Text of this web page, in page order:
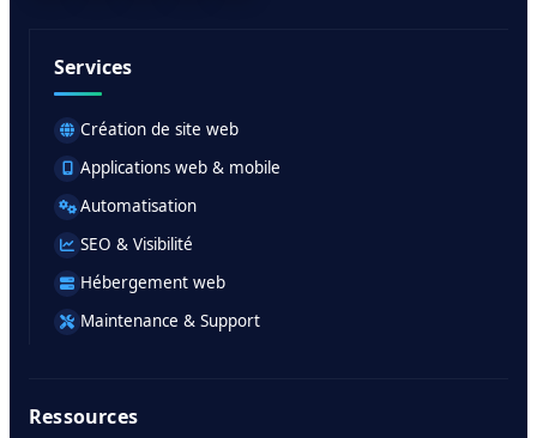
Services
Création de site web
Applications web & mobile
Automatisation
SEO & Visibilité
Hébergement web
Maintenance & Support
Ressources